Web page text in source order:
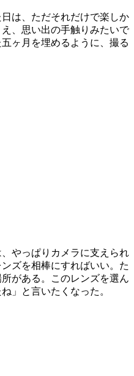
は、ただそれだけで楽しか
、思い出の手触りみたいで
ヶ月を埋めるように、撮る
やっぱりカメラに支えられ
ズを相棒にすればいい。た
がある。このレンズを選ん
」と言いたくなった。